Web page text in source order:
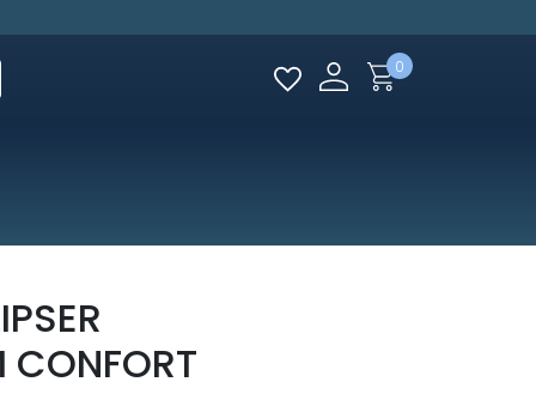
0
CONFORT